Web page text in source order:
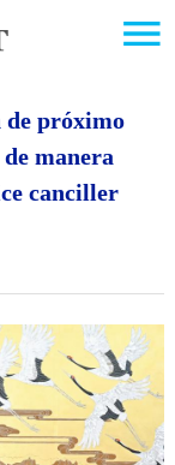
de próximo
manera
canciller